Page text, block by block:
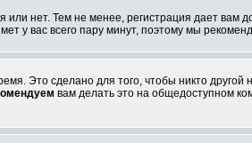
нет. Тем не менее, регистрация дает вам
у вас всего пару минут, поэтому мы
Это сделано для того, чтобы никто другой
вам делать это на общедоступном